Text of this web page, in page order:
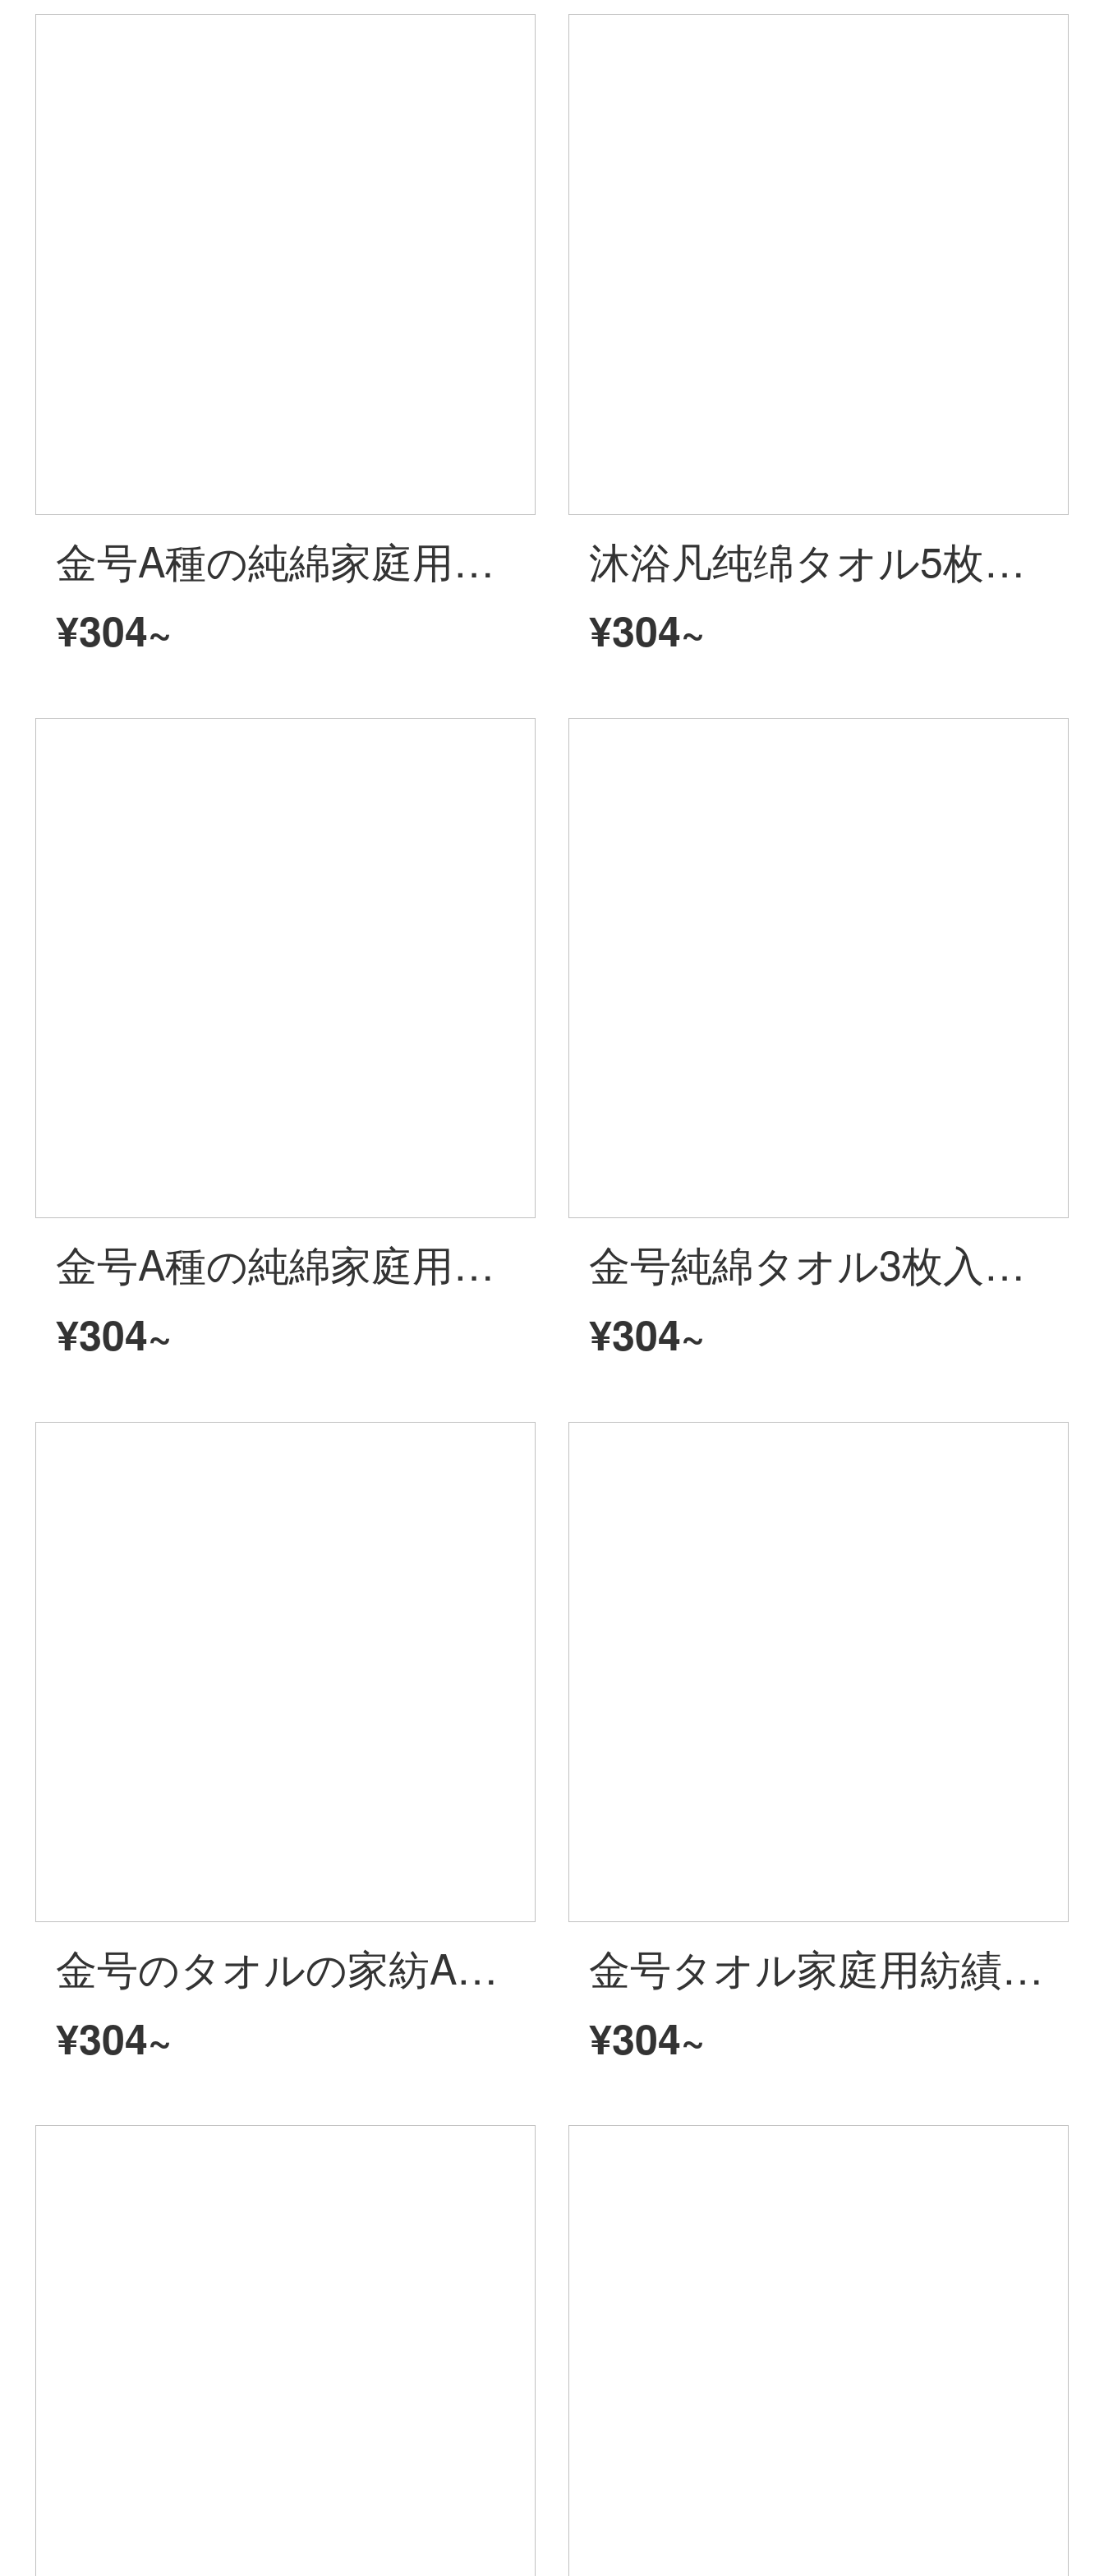
金号A種の純綿家庭用子供用洗顔タオル全綿女史幼稚園のお風呂タオルの中号のティッシュは柔らかくて水を吸い込んで毛が落ちにくいです。可愛い5つの家庭用おしぼり＝5つのセットです。
¥304~
沐浴凡纯绵タオル5枚セットの全绵洗颜タオル柔らかさと厚みのある吸水セットに可爱いキャラクターの洗颜タオルタオルタオルタオル卸売コース1（5色各1本）
¥304~
金号A種の純綿家庭用子供用洗顔タオル全綿女史幼稚園のお風呂用タオルの中号のティッシュは柔らかくて水を吸い込んで、毛が落ちにくいです。可愛い5条の家庭用スヌーピーの子供用タオル＝5枚入りです。
¥304~
金号純綿タオル3枚入り可愛いカップルの顔を洗う家庭用ソフト吸水大人女性風呂用タオルT 1189赤い3枚
¥304~
金号のタオルの家紡A類の純綿の顔を洗う小さいタオルの漫画の小象は布の刺繍の包みを貼ります辺の2本は黄色/緑の77 gを詰めます/条の65*30 cm
¥304~
金号タオル家庭用紡績A類純綿漫画吸水タオル洗顔タオル5枚入り子供用タオル5枚入り海洋戦隊70 g/条60*29.5 cm
¥304~